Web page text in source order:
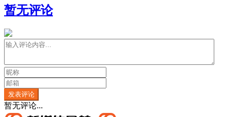
暂无评论
发表评论
暂无评论...